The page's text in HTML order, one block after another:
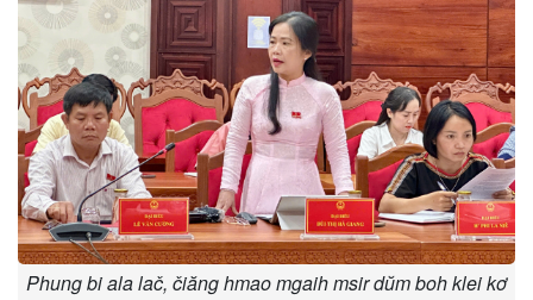
Phung bi ala lač, čiăng hmao mgaih msir dŭm boh klei kơ